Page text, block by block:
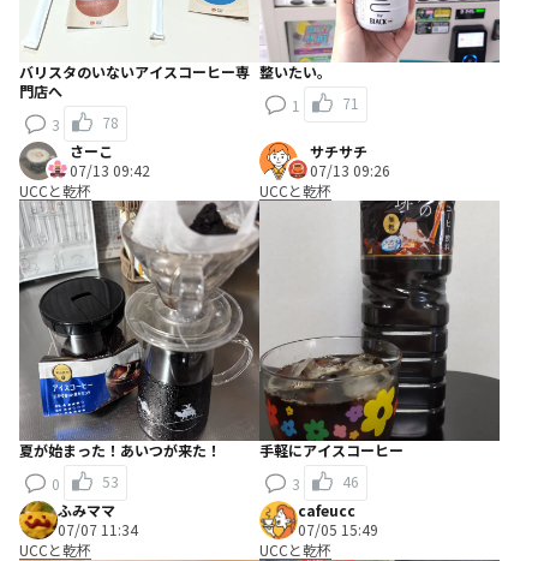
バリスタのいないアイスコーヒー専
門店へ
3
78
整いたい。
1
71
さーこ
07/13 09:42
UCCと乾杯
夏が始まった！あいつが来た！
0
53
サチサチ
07/13 09:26
UCCと乾杯
手軽にアイスコーヒー
3
46
ふみママ
07/07 11:34
UCCと乾杯
cafeucc
07/05 15:49
UCCと乾杯